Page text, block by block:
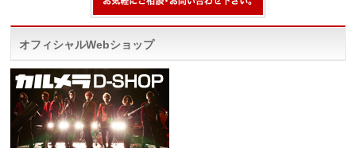
オフィシャルWebショップ